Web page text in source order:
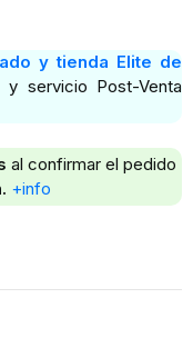
y tienda Elite de
y servicio Post-Venta
al confirmar el pedido
+info